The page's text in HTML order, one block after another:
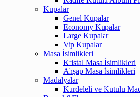
Kupalar
Genel Kupalar
Economy Kupalar
Large Kupalar
Vip Kupalar
Masa İsimlikleri
Kristal Masa İsimlikleri
Ahşap Masa İsimlikleri
Madalyalar
Kurdeleli ve Kutulu